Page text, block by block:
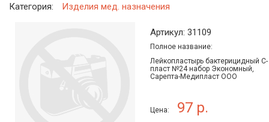
Категория: Изделия мед. назначения
Артикул: 31109
Полное название:
Лейкопластырь бактерицидный С-
пласт №24 набор Экономный,
Сарепта-Медипласт ООО
Цена: 97 р.